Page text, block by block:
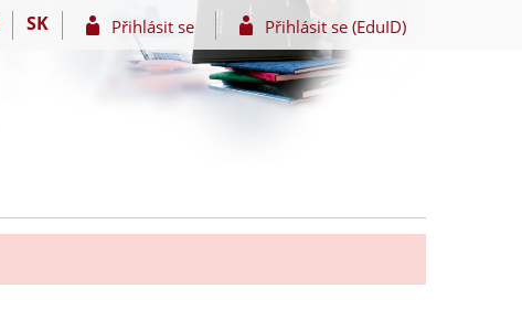
SK Přihlásit se Přihlásit se (EduID)